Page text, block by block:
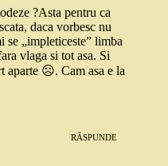
?Asta pentru ca
daca vorbesc nu
se „impleticeste” limba
vlaga si tot asa. Si
aparte ☹️. Cam asa e la
RĂSPUNDE